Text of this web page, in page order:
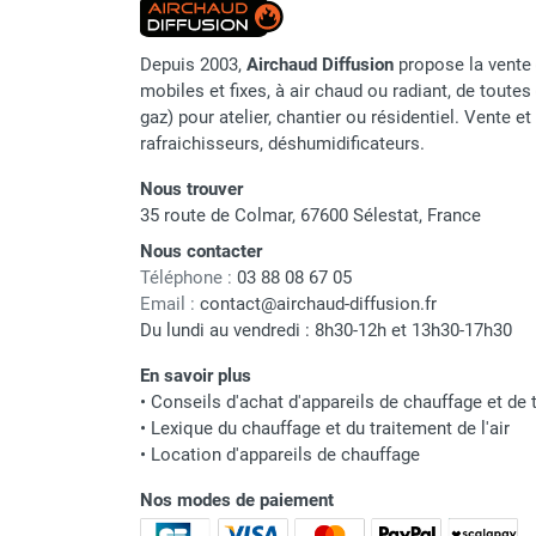
punaises de lit
Chauffage électrique infrarouge
Chauffage électrique par convection
Chauffage mobile au fioul et GNR
Chauffage fioul soufflant avec
cheminée et réservoir intégré
Chauffage fioul soufflant avec
cheminée à raccorder sur citerne
Chauffage fioul soufflant sans
cheminée à combustion directe
Chauffage fioul
infrarouge/rayonnant
butane
Chauffage mobile au gaz à
combustion directe
Chauffage mobile au gaz à
combustion indirecte
Chauffage mobile au gaz rayonnant
Depuis 2003, Airchaud Diffusion propose la
mobiles et fixes, à air chaud ou radiant, de
gaz) pour atelier, chantier ou résidentiel. Vente
rafraichisseurs, déshumidificateurs.
Nous trouver
35 route de Colmar, 67600 Sélestat, France
Nous contacter
Téléphone : 03 88 08 67 05
Email : contact@airchaud-diffusion.fr
Du lundi au vendredi : 8h30-12h et 13h30-17h30
En savoir plus
• Conseils d'achat d'appareils de chauffage et de
• Lexique du chauffage et du traitement de l'air
• Location d'appareils de chauffage
Nos modes de paiement